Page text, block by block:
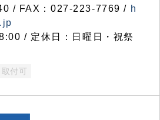
/ FAX：027-223-7769 / h
/ 定休日：日曜日・祝祭
付可